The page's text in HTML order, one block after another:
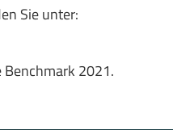
Sie unter:
2021.